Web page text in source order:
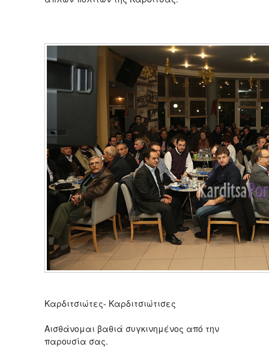
Καρδιτσιώτες- Καρδιτσιώτισες
Αισθάνομαι βαθιά συγκινημένος από την
παρουσία σας.